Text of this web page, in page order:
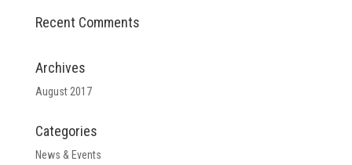
Recent Comments
Archives
August 2017
Categories
News & Events